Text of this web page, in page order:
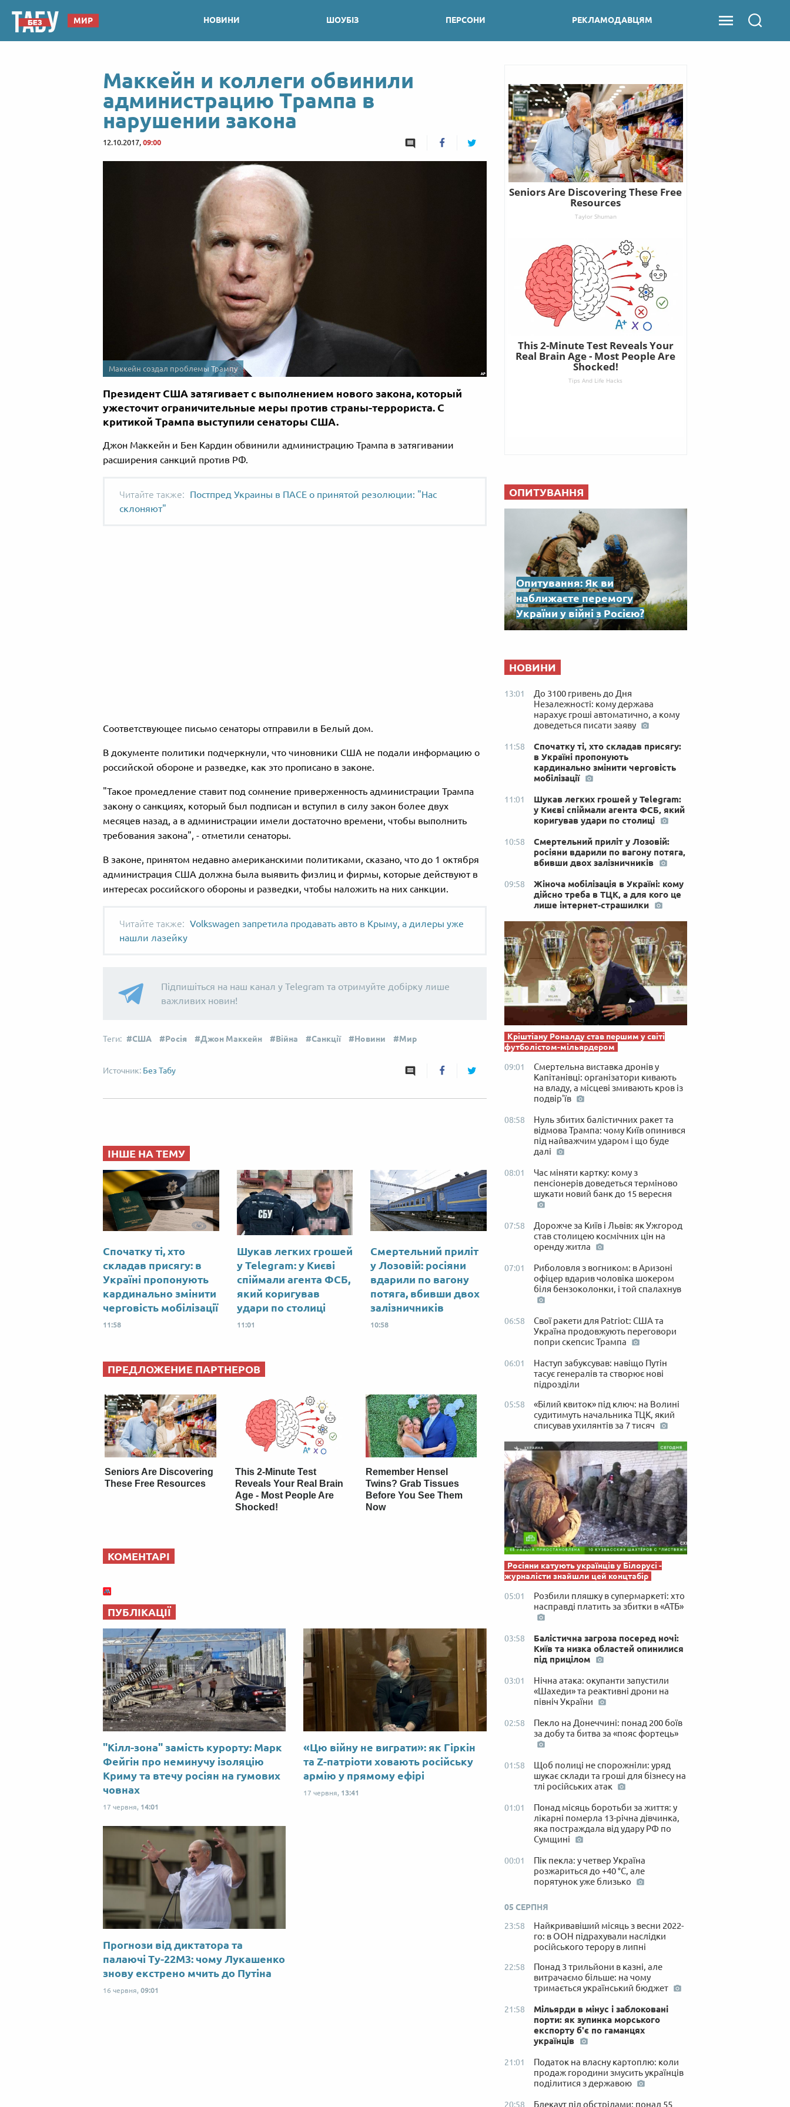
МИР НОВИНИ ШОУБІЗ ПЕРСОНИ РЕКЛАМОДАВЦЯМ
Маккейн и коллеги обвинили
администрацию Трампа в
нарушении закона
12.10.2017, 09:00
Маккейн создал проблемы Трампу
Президент США затягивает с выполнением нового закона, который
ужесточит ограничительные меры против страны-террориста. С
критикой Трампа выступили сенаторы США.
Джон Маккейн и Бен Кардин обвинили администрацию Трампа в затягивании
расширения санкций против РФ.
Постпред Украины в ПАСЕ о принятой резолюции: "Нас
склоняют"
Соответствующее письмо сенаторы отправили в Белый дом.
В документе политики подчеркнули, что чиновники США не подали информацию о
российской обороне и разведке, как это прописано в законе.
"Такое промедление ставит под сомнение приверженность администрации Трампа
закону о санкциях, который был подписан и вступил в силу закон более двух
месяцев назад, а в администрации имели достаточно времени, чтобы выполнить
требования закона", - отметили сенаторы.
В законе, принятом недавно американскими политиками, сказано, что до 1 октября
администрация США должна была выявить физлиц и фирмы, которые действуют в
интересах российского обороны и разведки, чтобы наложить на них санкции.
Volkswagen запретила продавать авто в Крыму, а дилеры уже
нашли лазейку
Підпишіться на наш канал у Telegram та отримуйте добірку лише
важливих новин!
США Росія Джон Маккейн Війна Санкції Новини Мир
Без Табу
ІНШЕ НА ТЕМУ
Спочатку ті, хто
складав присягу: в
Україні пропонують
кардинально змінити
черговість мобілізації
11:58
Шукав легких грошей
у Telegram: у Києві
спіймали агента ФСБ,
який коригував
удари по столиці
11:01
Смертельний приліт
у Лозовій: росіяни
вдарили по вагону
потяга, вбивши двох
залізничників
10:58
ПРЕДЛОЖЕНИЕ ПАРТНЕРОВ
Seniors Are Discovering
These Free Resources
This 2-Minute Test
Reveals Your Real Brain
Age - Most People Are
Shocked!
Remember Hensel
Twins? Grab Tissues
Before You See Them
Now
КОМЕНТАРІ
ПУБЛІКАЦІЇ
"Кілл-зона" замість курорту: Марк
Фейгін про неминучу ізоляцію
Криму та втечу росіян на гумових
човнах
17 червня, 14:01
«Цю війну не виграти»: як Гіркін
та Z-патріоти ховають російську
армію у прямому ефірі
17 червня, 13:41
Прогнози від диктатора та
палаючі Ту-22М3: чому Лукашенко
знову екстрено мчить до Путіна
16 червня, 09:01
ОПИТУВАННЯ
Опитування: Як ви
наближаєте перемогу
України у війні з Росією?
НОВИНИ
13:01
До 3100 гривень до Дня
Незалежності: кому держава
нарахує гроші автоматично, а кому
доведеться писати заяву
11:58
Спочатку ті, хто складав присягу:
в Україні пропонують
кардинально змінити черговість
мобілізації
11:01
Шукав легких грошей у Telegram:
у Києві спіймали агента ФСБ, який
коригував удари по столиці
10:58
Смертельний приліт у Лозовій:
росіяни вдарили по вагону потяга,
вбивши двох залізничників
09:58
Жіноча мобілізація в Україні: кому
дійсно треба в ТЦК, а для кого це
лише інтернет-страшилки
Кріштіану Роналду став першим у світі
футболістом-мільярдером
09:01
Смертельна виставка дронів у
Капітанівці: організатори кивають
на владу, а місцеві змивають кров із
подвір'їв
08:58
Нуль збитих балістичних ракет та
відмова Трампа: чому Київ опинився
під найважчим ударом і що буде
далі
08:01
Час міняти картку: кому з
пенсіонерів доведеться терміново
шукати новий банк до 15 вересня
07:58
Дорожче за Київ і Львів: як Ужгород
став столицею космічних цін на
оренду житла
07:01
Риболовля з вогником: в Аризоні
офіцер вдарив чоловіка шокером
біля бензоколонки, і той спалахнув
06:58
Свої ракети для Patriot: США та
Україна продовжують переговори
попри скепсис Трампа
06:01
Наступ забуксував: навіщо Путін
тасує генералів та створює нові
підрозділи
05:58
«Білий квиток» під ключ: на Волині
судитимуть начальника ТЦК, який
списував ухилянтів за 7 тисяч
Росіяни катують українців у Білорусі -
журналісти знайшли цей концтабір
05:01
Розбили пляшку в супермаркеті: хто
насправді платить за збитки в «АТБ»
03:58
Балістична загроза посеред ночі:
Київ та низка областей опинилися
під прицілом
03:01
Нічна атака: окупанти запустили
«Шахеди» та реактивні дрони на
північ України
02:58
Пекло на Донеччині: понад 200 боїв
за добу та битва за «пояс фортець»
01:58
Щоб полиці не спорожніли: уряд
шукає склади та гроші для бізнесу на
тлі російських атак
01:01
Понад місяць боротьби за життя: у
лікарні померла 13-річна дівчинка,
яка постраждала від удару РФ по
Сумщині
00:01
Пік пекла: у четвер Україна
розжариться до +40 °C, але
порятунок уже близько
05 СЕРПНЯ
23:58
Найкривавіший місяць з весни 2022-
го: в ООН підрахували наслідки
російського терору в липні
22:58
Понад 3 трильйони в казні, але
витрачаємо більше: на чому
тримається український бюджет
21:58
Мільярди в мінус і заблоковані
порти: як зупинка морського
експорту б'є по гаманцях
українців
21:01
Податок на власну картоплю: коли
продаж городини змусить українців
поділитися з державою
20:58 Блекаут під обстрілами: понад 55